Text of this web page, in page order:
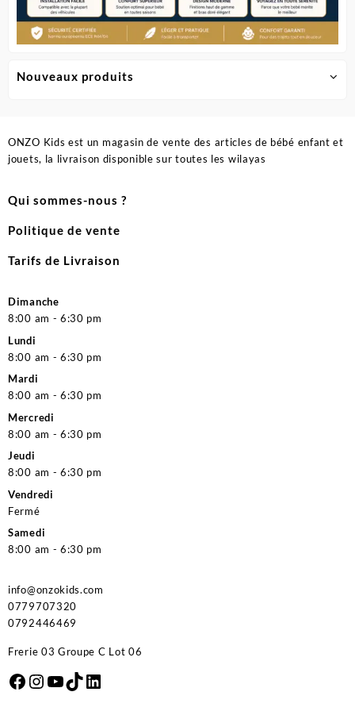
Nouveaux produits
ONZO Kids est un magasin de vente des articles de bébé enfant et
jouets, la livraison disponible sur toutes les wilayas
Qui sommes-nous ?
Politique de vente
Tarifs de Livraison
Dimanche
8:00 am - 6:30 pm
Lundi
8:00 am - 6:30 pm
Mardi
8:00 am - 6:30 pm
Mercredi
8:00 am - 6:30 pm
Jeudi
8:00 am - 6:30 pm
Vendredi
Fermé
Samedi
8:00 am - 6:30 pm
info@onzokids.com
0779707320
0792446469
Frerie 03 Groupe C Lot 06
Facebook
Instagram
YouTube
TikTok
LinkedIn